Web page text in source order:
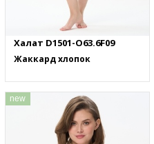
Халат D1501-O63.6F09
Жаккард хлопок
new